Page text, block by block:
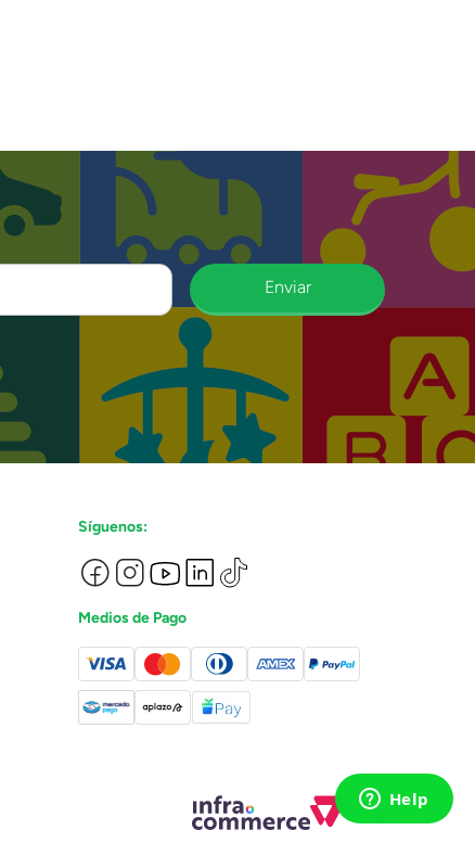
Enviar
Síguenos:
Medios de Pago